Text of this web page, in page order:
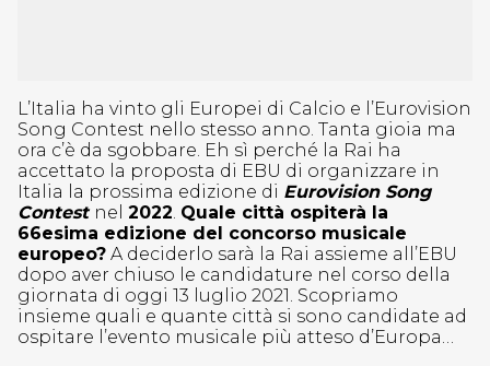
L’Italia ha vinto gli Europei di Calcio e l’Eurovision
Song Contest nello stesso anno. Tanta gioia ma
ora c’è da sgobbare. Eh sì perché la Rai ha
accettato la proposta di EBU di organizzare in
Italia la prossima edizione di Eurovision Song
Contest nel 2022. Quale città ospiterà la
66esima edizione del concorso musicale
europeo? A deciderlo sarà la Rai assieme all’EBU
dopo aver chiuso le candidature nel corso della
giornata di oggi 13 luglio 2021. Scopriamo
insieme quali e quante città si sono candidate ad
ospitare l’evento musicale più atteso d’Europa…